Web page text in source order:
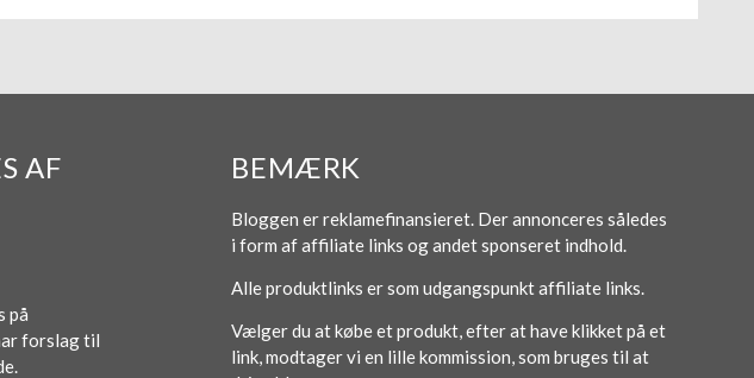
AF
på
forslag til
BEMÆRK
Bloggen er reklamefinansieret. Der annonceres således
i form af affiliate links og andet sponseret indhold.
Alle produktlinks er som udgangspunkt affiliate links.
Vælger du at købe et produkt, efter at have klikket på et
link, modtager vi en lille kommission, som bruges til at